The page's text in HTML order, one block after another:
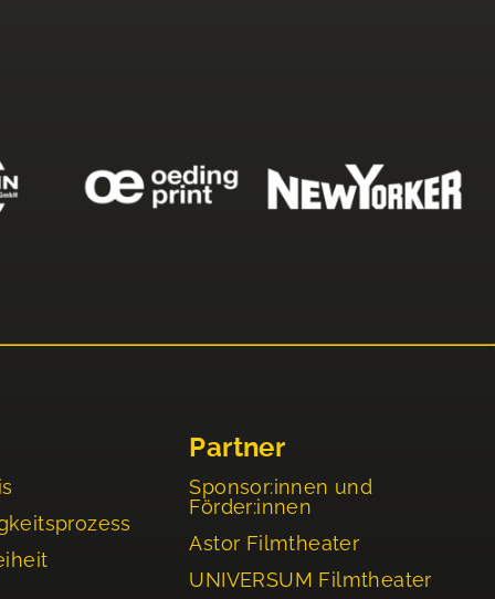
Partner
Sponsor:innen und
Förder:innen
Astor Filmtheater
UNIVERSUM Filmtheater